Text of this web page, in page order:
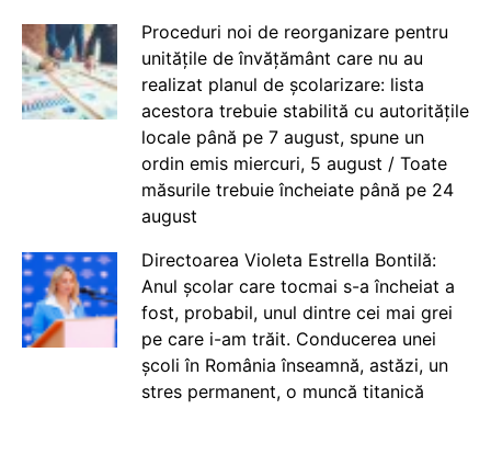
Proceduri noi de reorganizare pentru
unitățile de învățământ care nu au
realizat planul de școlarizare: lista
acestora trebuie stabilită cu autoritățile
locale până pe 7 august, spune un
ordin emis miercuri, 5 august / Toate
măsurile trebuie încheiate până pe 24
august
Directoarea Violeta Estrella Bontilă:
Anul școlar care tocmai s-a încheiat a
fost, probabil, unul dintre cei mai grei
pe care i-am trăit. Conducerea unei
școli în România înseamnă, astăzi, un
stres permanent, o muncă titanică